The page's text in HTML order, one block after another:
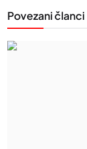
Povezani članci